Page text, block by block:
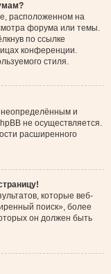
расположенном на
форума или темы.
по ссылке
конференции.
стиля.
и
не осуществляется.
расширенного
которые веб-
поиск», более
он должен быть